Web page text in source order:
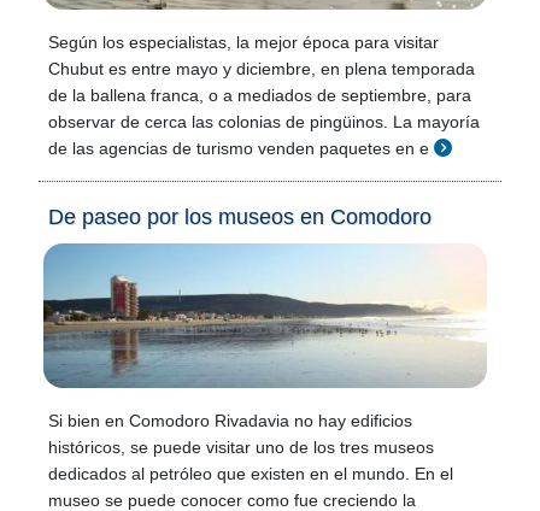
Según los especialistas, la mejor época para visitar
Chubut es entre mayo y diciembre, en plena temporada
de la ballena franca, o a mediados de septiembre, para
observar de cerca las colonias de pingüinos. La mayoría
de las agencias de turismo venden paquetes en e
De paseo por los museos en Comodoro
Si bien en Comodoro Rivadavia no hay edificios
históricos, se puede visitar uno de los tres museos
dedicados al petróleo que existen en el mundo. En el
museo se puede conocer como fue creciendo la